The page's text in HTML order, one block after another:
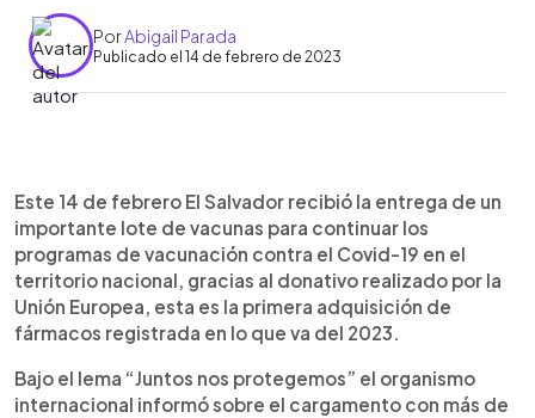
PorAbigail Parada
Publicado el 14 de febrero de 2023
► Escuchar artículo
Este 14 de febrero El Salvador recibió la entrega de un
importante lote de vacunas para continuar los
programas de vacunación contra el Covid-19 en el
territorio nacional, gracias al donativo realizado por la
Unión Europea, esta es la primera adquisición de
fármacos registrada en lo que va del 2023.
Bajo el lema “Juntos nos protegemos” el organismo
internacional informó sobre el cargamento con más de